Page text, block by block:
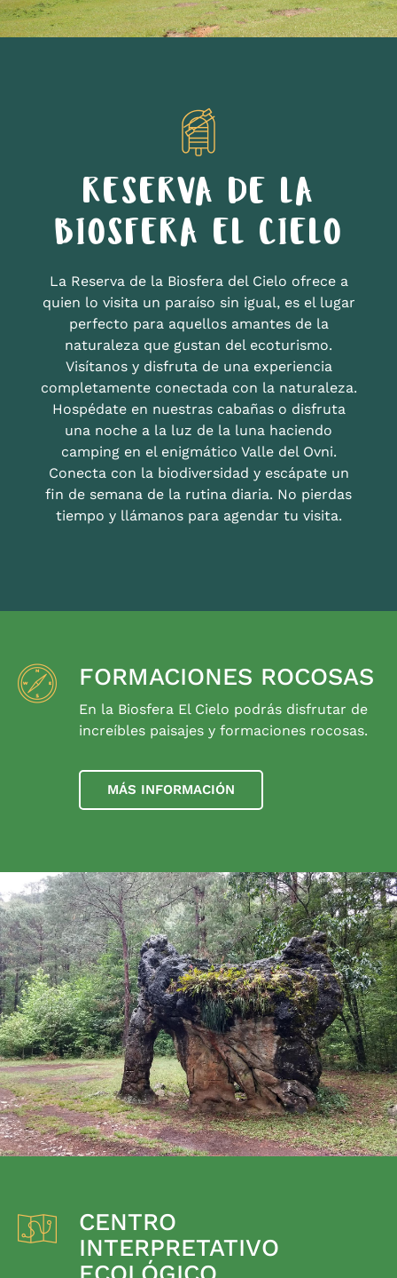
RESERVA DE LA
BIOSFERA EL CIELO
La Reserva de la Biosfera del Cielo ofrece a
quien lo visita un paraíso sin igual, es el lugar
perfecto para aquellos amantes de la
naturaleza que gustan del ecoturismo.
Visítanos y disfruta de una experiencia
completamente conectada con la naturaleza.
Hospédate en nuestras cabañas o disfruta
una noche a la luz de la luna haciendo
camping en el enigmático Valle del Ovni.
Conecta con la biodiversidad y escápate un
fin de semana de la rutina diaria. No pierdas
tiempo y llámanos para agendar tu visita.
FORMACIONES ROCOSAS
En la Biosfera El Cielo podrás disfrutar de
increíbles paisajes y formaciones rocosas.
MÁS INFORMACIÓN
CENTRO
INTERPRETATIVO